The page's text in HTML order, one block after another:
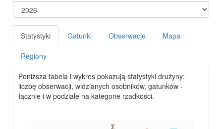
Statystyki Gatunki Obserwacje Mapa
Regiony
Poniższa tabela i wykres pokazują statystyki drużyny:
liczbę obserwacji, widzianych osobników, gatunków -
łącznie i w podziale na kategorie rzadkości.
Σ